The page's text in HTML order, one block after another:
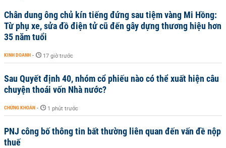
Chân dung ông chủ kín tiếng đứng sau tiệm vàng Mi Hồng:
Từ phụ xe, sửa đồ điện tử cũ đến gây dựng thương hiệu hơn
35 năm tuổi
KINH DOANH - 17 giờ trước
Sau Quyết định 40, nhóm cổ phiếu nào có thể xuất hiện câu
chuyện thoái vốn Nhà nước?
CHỨNG KHOÁN - 1 phút trước
PNJ công bố thông tin bất thường liên quan đến vấn đề nộp
thuế